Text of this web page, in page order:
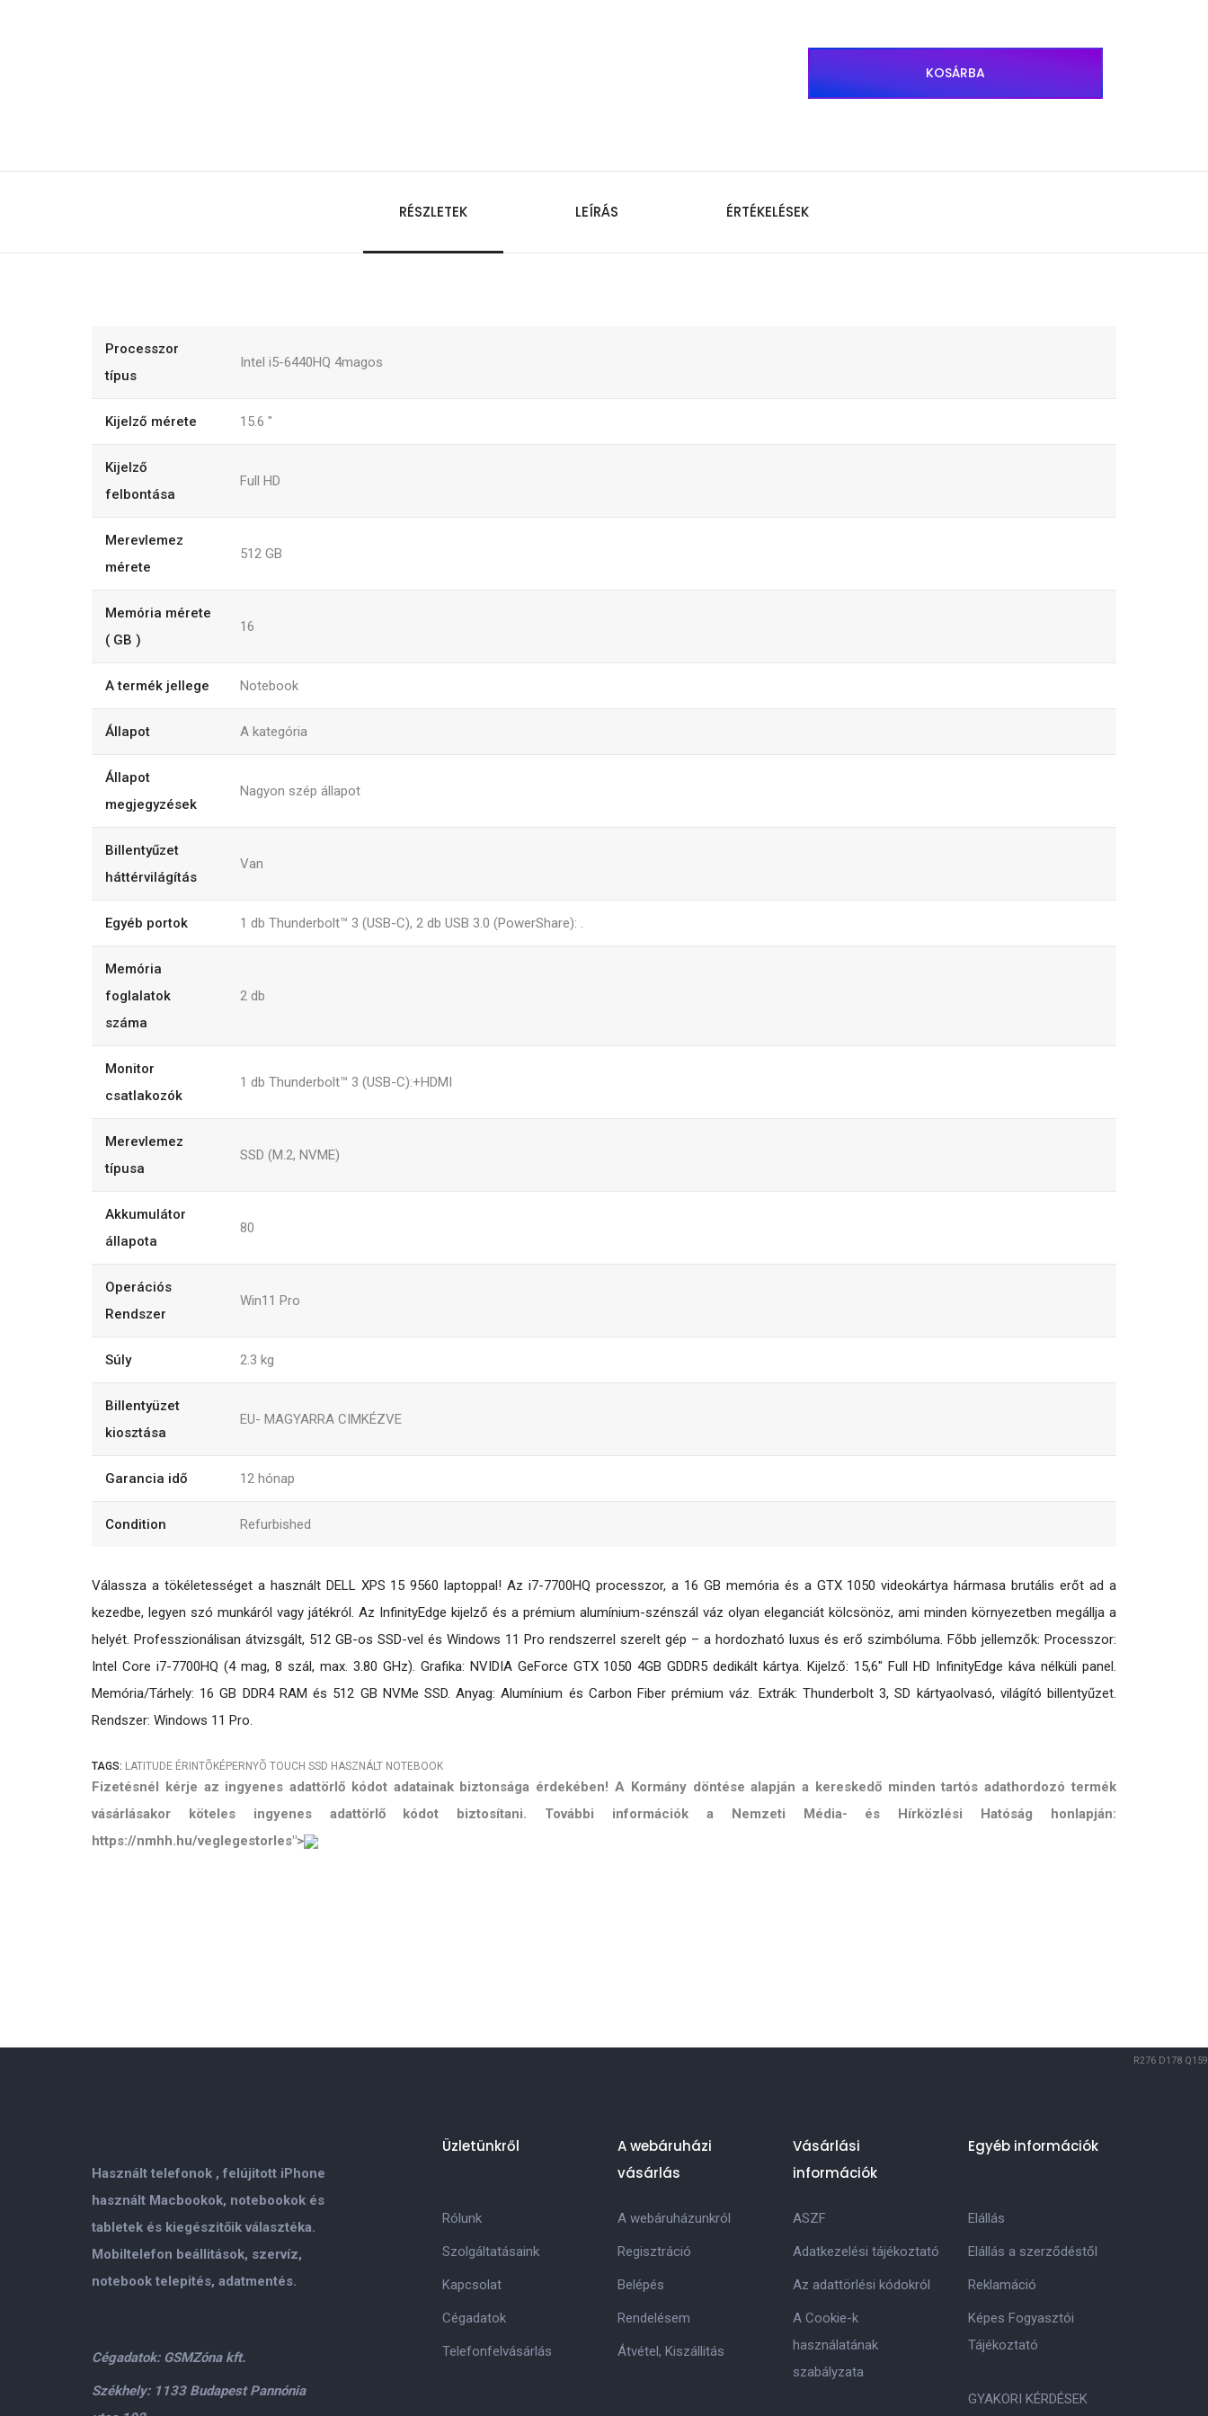
KOSÁRBA
RÉSZLETEK LEÍRÁS ÉRTÉKELÉSEK
Processzor
típus
Intel i5-6440HQ 4magos
Kijelző mérete 15.6 "
Kijelző
felbontása
Full HD
Merevlemez
mérete
512 GB
Memória mérete
( GB )
16
A termék jellege Notebook
Állapot A kategória
Állapot
megjegyzések
Nagyon szép állapot
Billentyűzet
háttérvilágítás
Van
Egyéb portok 1 db Thunderbolt™ 3 (USB-C), 2 db USB 3.0 (PowerShare): .
Memória
foglalatok
száma
2 db
Monitor
csatlakozók
1 db Thunderbolt™ 3 (USB-C):+HDMI
Merevlemez
típusa
SSD (M.2, NVME)
Akkumulátor
állapota
80
Operációs
Rendszer
Win11 Pro
Súly 2.3 kg
Billentyüzet
kiosztása
EU- MAGYARRA CIMKÉZVE
Garancia idő 12 hónap
Condition Refurbished
Válassza a tökéletességet a használt DELL XPS 15 9560 laptoppal! Az i7-7700HQ processzor, a 16 GB memória és a GTX 1050 videokártya hármasa brutális erőt ad a
kezedbe, legyen szó munkáról vagy játékról. Az InfinityEdge kijelző és a prémium alumínium-szénszál váz olyan eleganciát kölcsönöz, ami minden környezetben megállja a
helyét. Professzionálisan átvizsgált, 512 GB-os SSD-vel és Windows 11 Pro rendszerrel szerelt gép – a hordozható luxus és erő szimbóluma. Főbb jellemzők: Processzor:
Intel Core i7-7700HQ (4 mag, 8 szál, max. 3.80 GHz). Grafika: NVIDIA GeForce GTX 1050 4GB GDDR5 dedikált kártya. Kijelző: 15,6" Full HD InfinityEdge káva nélküli panel.
Memória/Tárhely: 16 GB DDR4 RAM és 512 GB NVMe SSD. Anyag: Alumínium és Carbon Fiber prémium váz. Extrák: Thunderbolt 3, SD kártyaolvasó, világító billentyűzet.
Rendszer: Windows 11 Pro.
TAGS: LATITUDE ÉRINTÕKÉPERNYÕ TOUCH SSD HASZNÁLT NOTEBOOK
Fizetésnél kérje az ingyenes adattörlő kódot adatainak biztonsága érdekében! A Kormány döntése alapján a kereskedő minden tartós adathordozó termék
vásárlásakor köteles ingyenes adattörlő kódot biztosítani. További információk a Nemzeti Média- és Hírközlési Hatóság honlapján:
https://nmhh.hu/veglegestorles">
R276 D178 Q159
Használt telefonok , felújitott iPhone
használt Macbookok, notebookok és
tabletek és kiegészitőik választéka.
Mobiltelefon beállitások, szervíz,
notebook telepités, adatmentés.
Cégadatok: GSMZóna kft.
Székhely: 1133 Budapest Pannónia
Üzletünkről
Rólunk
Szolgáltatásaink
Kapcsolat
Cégadatok
Telefonfelvásárlás
A webáruházi
vásárlás
A webáruházunkról
Regisztráció
Belépés
Rendelésem
Átvétel, Kiszállitás
Vásárlási
információk
ASZF
Adatkezelési tájékoztató
Az adattörlési kódokról
A Cookie-k
használatának
szabályzata
Egyéb információk
Elállás
Elállás a szerződéstől
Reklamáció
Képes Fogyasztói
Tájékoztató
GYAKORI KÉRDÉSEK